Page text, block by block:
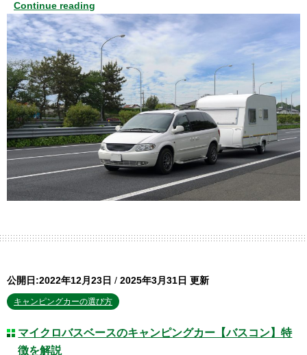
Continue reading
公開日:2022年12月23日 / 2025年3月31日 更新
キャンピングカーの選び方
マイクロバスベースのキャンピングカー【バスコン】特
徴を解説